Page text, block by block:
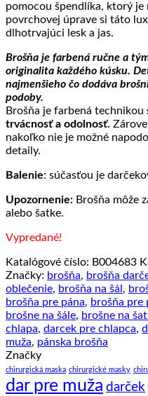
pomocou špendlíka, ktorý je
povrchovej úprave si táto
dlhotrvajúci lesk a jas.
Brošňa je farbená ručne a
originalita každého kúsku.
najmenšieho čo dodáva
podoby.
Brošňa je farbená technikou
trvácnosť a odolnosť.
nakoľko nie je možné
detaily.
Balenie: súčasťou je
Upozornenie: Brošňa môže
alebo šatke.
Vypredané!
Katalógové číslo: B004683
Značky: brošňa, brošňa
oblečenie, brošňa na šál ,
brošňa pre pána, brošňa pre
brošne na šále, brošne na
chlapa, darcek pre chlapca,
muža, pánska brošňa
Značky
chirurgická maska chirurgické masky
dar pre muža darček